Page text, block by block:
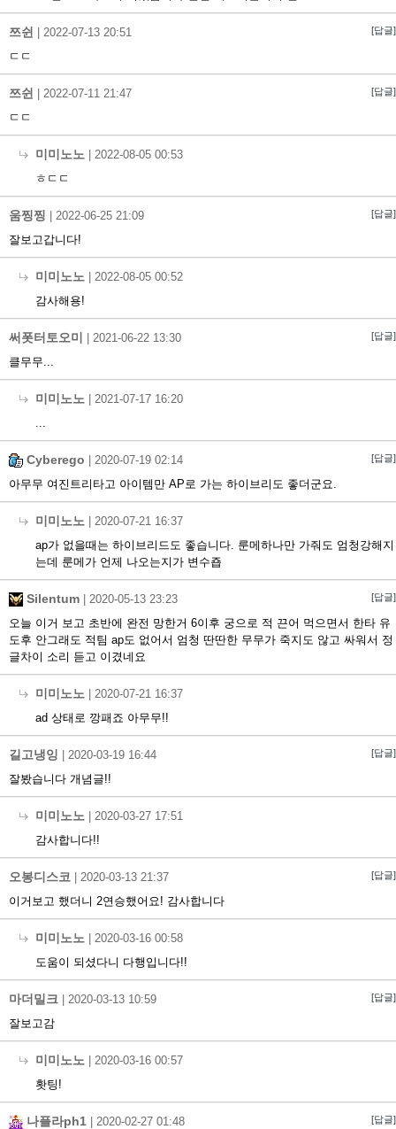
쯔쉰 | 2022-07-13 20:51 [답글]
ㄷㄷ
쯔쉰 | 2022-07-11 21:47 [답글]
ㄷㄷ
미미노노 | 2022-08-05 00:53
ㅎㄷㄷ
움찡찡 | 2022-06-25 21:09 [답글]
잘보고갑니다!
미미노노 | 2022-08-05 00:52
감사해용!
써폿터토오미 | 2021-06-22 13:30 [답글]
클무무...
미미노노 | 2021-07-17 16:20
Cyberego | 2020-07-19 02:14 [답글]
아무무 여진트리타고 아이템만 AP로 가는 하이브리도 좋더군요.
미미노노 | 2020-07-21 16:37
ap가 없을때는 하이브리드도 좋습니다. 룬메하나만 가줘도 엄청강해지
는데 룬메가 언제 나오는지가 변수죱
Silentum | 2020-05-13 23:23 [답글]
오늘 이거 보고 초반에 완전 망한거 6이후 궁으로 적 끈어 먹으면서 한타 유
도후 안그래도 적팀 ap도 없어서 엄청 딴딴한 무무가 죽지도 않고 싸워서 정
글차이 소리 듣고 이겼네요
미미노노 | 2020-07-21 16:37
ad 상태로 깡패죠 아무무!!
길고냉잉 | 2020-03-19 16:44 [답글]
잘봤습니다 개념글!!
미미노노 | 2020-03-27 17:51
감사합니다!!
오봉디스코 | 2020-03-13 21:37 [답글]
이거보고 했더니 2연승했어요! 감사합니다
미미노노 | 2020-03-16 00:58
도움이 되셨다니 다행입니다!!
마더밀크 | 2020-03-13 10:59 [답글]
잘보고감
미미노노 | 2020-03-16 00:57
홧팅!
나플라ph1 | 2020-02-27 01:48 [답글]